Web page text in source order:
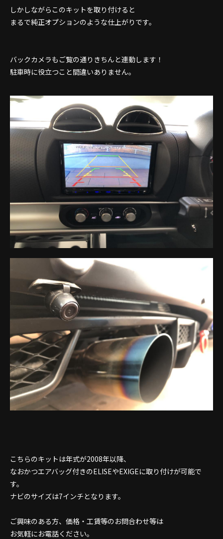
しかしながらこのキットを取り付けると
まるで純正オプションのような仕上がりです。
バックカメラもご覧の通りきちんと連動します！
駐車時に役立つこと間違いありません。
こちらのキットは年式が2008年以降、
なおかつエアバッグ付きのELISEやEXIGEに取り付けが可能で
す。
ナビのサイズは7インチとなります。
ご興味のある方、価格・工賃等のお問合わせ等は
お気軽にお電話ください。